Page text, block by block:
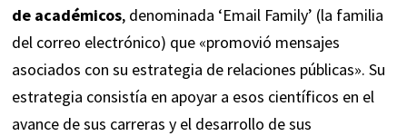
de académicos, denominada ‘Email Family’ (la familia
del correo electrónico) que «promovió mensajes
asociados con su estrategia de relaciones públicas». Su
estrategia consistía en apoyar a esos científicos en el
avance de sus carreras y el desarrollo de sus